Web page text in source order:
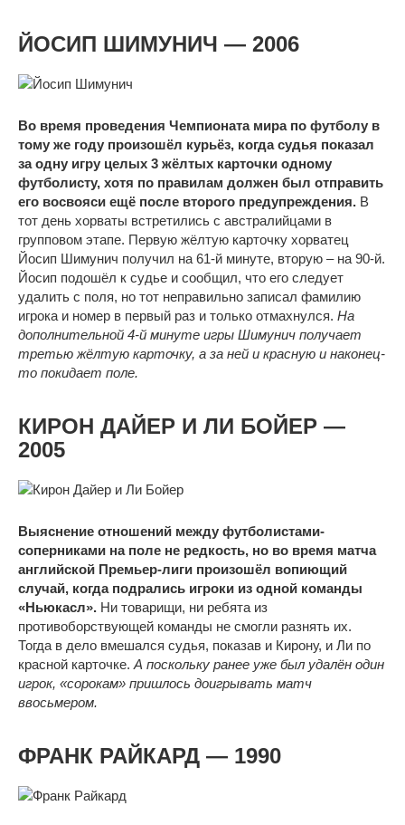
ЙОСИП ШИМУНИЧ — 2006
Во время проведения Чемпионата мира по футболу в
тому же году произошёл курьёз, когда судья показал
за одну игру целых 3 жёлтых карточки одному
футболисту, хотя по правилам должен был отправить
его восвояси ещё после второго предупреждения. В
тот день хорваты встретились с австралийцами в
групповом этапе. Первую жёлтую карточку хорватец
Йосип Шимунич получил на 61-й минуте, вторую – на 90-й.
Йосип подошёл к судье и сообщил, что его следует
удалить с поля, но тот неправильно записал фамилию
игрока и номер в первый раз и только отмахнулся. На
дополнительной 4-й минуте игры Шимунич получает
третью жёлтую карточку, а за ней и красную и наконец-
то покидает поле.
КИРОН ДАЙЕР И ЛИ БОЙЕР —
2005
Выяснение отношений между футболистами-
соперниками на поле не редкость, но во время матча
английской Премьер-лиги произошёл вопиющий
случай, когда подрались игроки из одной команды
«Ньюкасл». Ни товарищи, ни ребята из
противоборствующей команды не смогли разнять их.
Тогда в дело вмешался судья, показав и Кирону, и Ли по
красной карточке. А поскольку ранее уже был удалён один
игрок, «сорокам» пришлось доигрывать матч
ввосьмером.
ФРАНК РАЙКАРД — 1990